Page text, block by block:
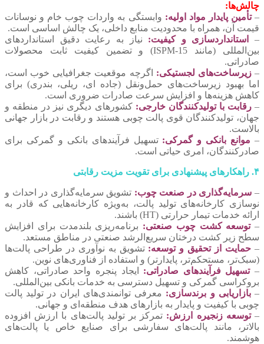
چالش‌ها:
–تأمین پایدار مواد اولیه: وابستگی به واردات چوب خام و نوسانات
قیمت آن، همراه با محدودیت منابع داخلی، یک چالش اساسی است.
–
استانداردسازی و کیفیت: نیاز به رعایت دقیق استانداردهای
بین‌المللی (مانند ISPM-15) و تضمین کیفیت ثابت محصولات
صادراتی.
–زیرساخت‌های لجستیکی: اگرچه موقعیت جغرافیایی خوب است،
اما بهبود زیرساخت‌های حمل‌ونقل (جاده ‌ای، ریلی، بندری) برای
کاهش هزینه‌ها و افزایش سرعت صادرات ضروری است.
–رقابت با تولیدکنندگان خارجی: کشورهای دیگری نیز در منطقه و
جهان، تولیدکنندگان قوی پالت چوبی هستند و رقابت در بازار جهانی
بالاست.
– موانع بانکی و گمرکی: تسهیل فرآیندهای بانکی و گمرکی برای
صادرکنندگان، امری حیاتی است.
۴. راهکارهای پیشنهادی برای تقویت مزیت رقابتی
– سرمایه‌گذاری در صنعت چوب: تشویق سرمایه‌گذاری در احداث و
نوسازی کارخانه‌های تولید پالت، به‌ویژه کارخانه‌هایی که قادر به
ارائه خدمات تیمار حرارتی (HT) باشند.
–توسعه کشت چوب صنعتی: برنامه‌ریزی بلندمدت برای افزایش
سطح زیر کشت درختان سریع‌الرشد صنعتی در مناطق مستعد.
–حمایت از تحقیق و توسعه: تشویق به نوآوری در طراحی پالت‌ها
(سبک‌تر، مستحکم‌تر، پایدارتر) و استفاده از فناوری‌های نوین.
–تسهیل فرآیندهای صادراتی: ایجاد پنجره واحد صادراتی، کاهش
بروکراسی گمرکی و تسهیل دسترسی به خدمات بانکی بین‌المللی.
–بازاریابی و برندسازی: معرفی توانمندی‌های ایران در تولید پالت
چوبی با کیفیت و پایدار به بازارهای هدف منطقه‌ای و جهانی.
–توسعه زنجیره ارزش: تمرکز بر تولید پالت‌های با ارزش افزوده
بالاتر، مانند پالت‌های سفارشی برای صنایع خاص یا پالت‌های
هوشمند.